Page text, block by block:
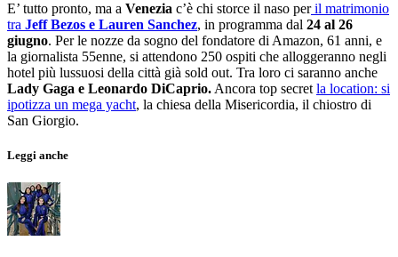
E’ tutto pronto, ma a Venezia c’è chi storce il naso peril matrimonio
tra Jeff Bezos e Lauren Sanchez, in programma dal 24 al 26
giugno. Per le nozze da sogno del fondatore di Amazon, 61 anni, e
la giornalista 55enne, si attendono 250 ospiti che alloggeranno negli
hotel più lussuosi della città già sold out. Tra loro ci saranno anche
Lady Gaga e Leonardo DiCaprio. Ancora top secret la location: si
ipotizza un mega yacht, la chiesa della Misericordia, il chiostro di
San Giorgio.
Leggi anche